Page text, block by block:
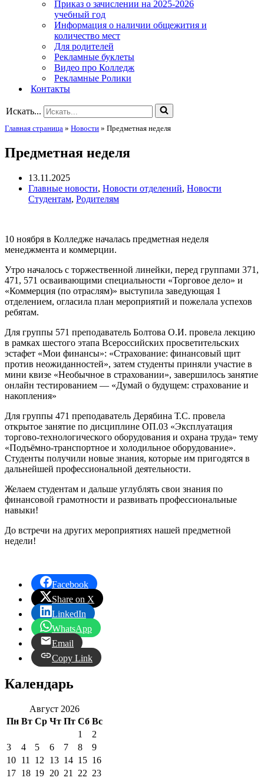
Приказ о зачислении на 2025-2026
учебный год
Информация о наличии общежития и
количество мест
Для родителей
Рекламные буклеты
Видео про Колледж
Рекламные Ролики
Контакты
Искать...
Главная страница » Новости » Предметная неделя
Предметная неделя
13.11.2025
Главные новости, Новости отделений, Новости
Студентам, Родителям
10 ноября в Колледже началась предметная неделя
менеджмента и коммерции.
Утро началось с торжественной линейки, перед группами 371,
471, 571 осваивающими специальности «Торговое дело» и
«Коммерция (по отраслям)» выступила заведующая 1
отделением, огласила план мероприятий и пожелала успехов
ребятам.
Для группы 571 преподаватель Болтова О.И. провела лекцию
в рамках шестого этапа Всероссийских просветительских
эстафет «Мои финансы»: «Страхование: финансовый щит
против неожиданностей», затем студенты приняли участие в
мини квизе «Необычное в страховании», завершилось занятие
онлайн тестированием — «Думай о будущем: страхование и
накопления»
Для группы 471 преподаватель Дерябина Т.С. провела
открытое занятие по дисциплине ОП.03 «Эксплуатация
торгово-технологического оборудования и охрана труда» тему
«Подъёмно-транспортное и холодильное оборудование».
Студенты получили новые знания, которые им пригодятся в
дальнейшей профессиональной деятельности.
Желаем студентам и дальше углублять свои знания по
финансовой грамотности и развивать профессиональные
навыки!
До встречи на других мероприятиях нашей предметной
недели!
Facebook
Share on X
LinkedIn
WhatsApp
Email
Copy Link
Календарь
Август 2026
Пн Вт Ср Чт Пт Сб Вс
1
2
3
4 5 6 7 8
9
10 11 12 13 14 15 16
17 18 19 20 21 22 23